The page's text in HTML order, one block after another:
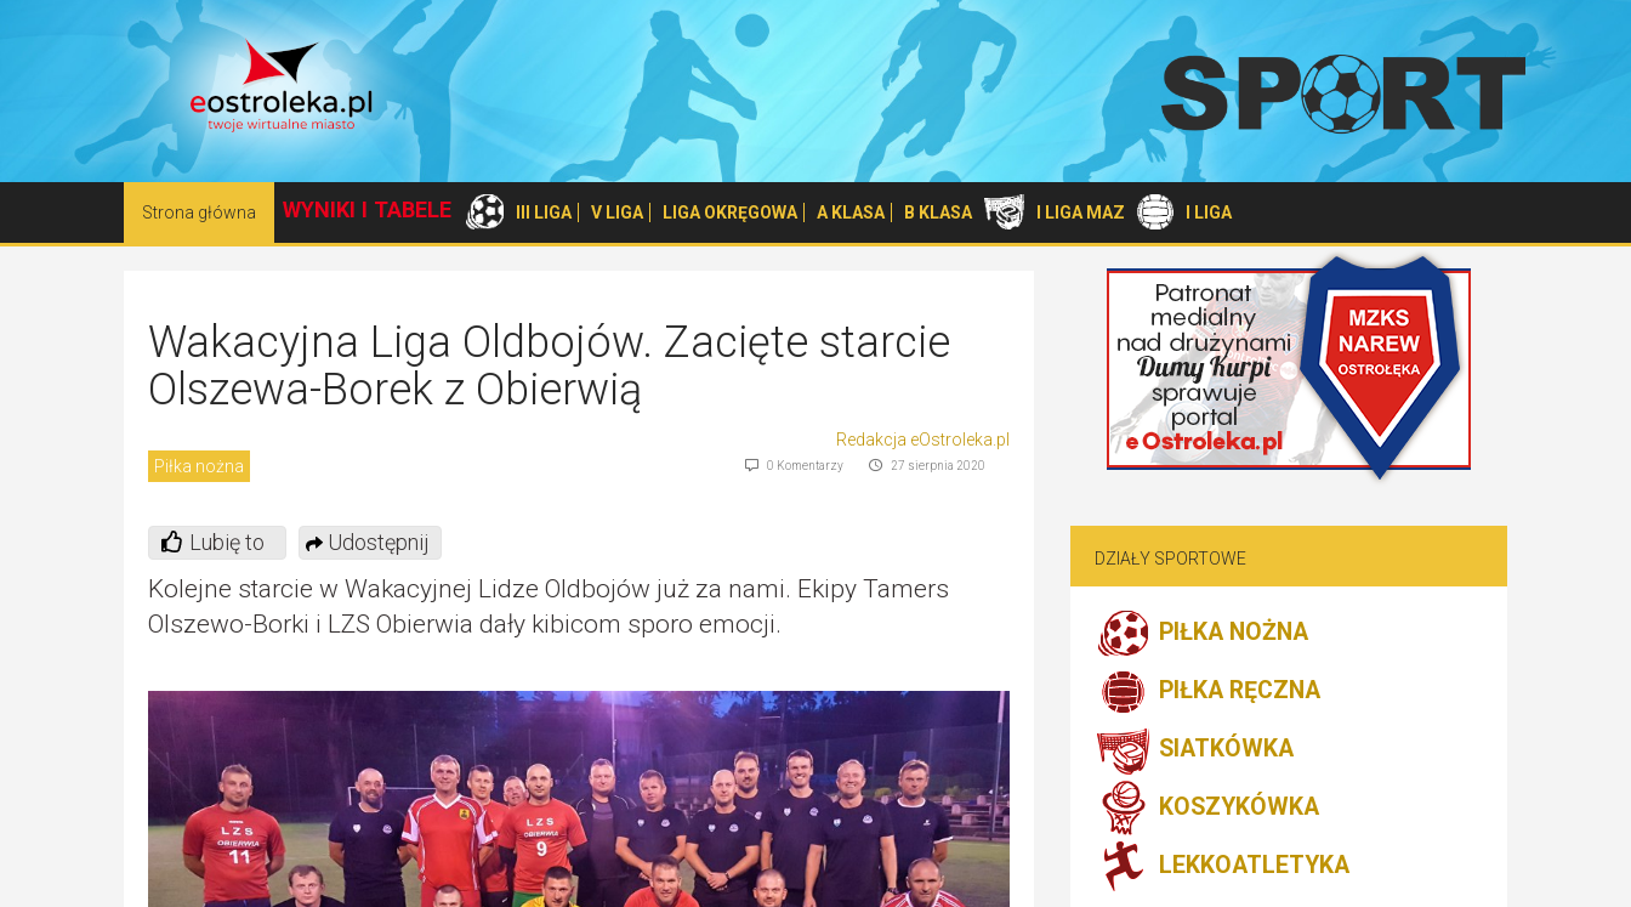
Strona główna WYNIKI I TABELE III LIGA V LIGA LIGA OKRĘGOWA A KLASA B KLASA I LIGA MAZ I LIGA
Wakacyjna Liga Oldbojów. Zacięte starcie
Olszewa-Borek z Obierwią
Redakcja eOstroleka.pl
Piłka nożna
27 sierpnia 2020
0 Komentarzy
Lubię to Udostępnij
Kolejne starcie w Wakacyjnej Lidze Oldbojów już za nami. Ekipy Tamers
Olszewo-Borki i LZS Obierwia dały kibicom sporo emocji.
DZIAŁY SPORTOWE
PIŁKA NOŻNA
PIŁKA RĘCZNA
SIATKÓWKA
KOSZYKÓWKA
LEKKOATLETYKA